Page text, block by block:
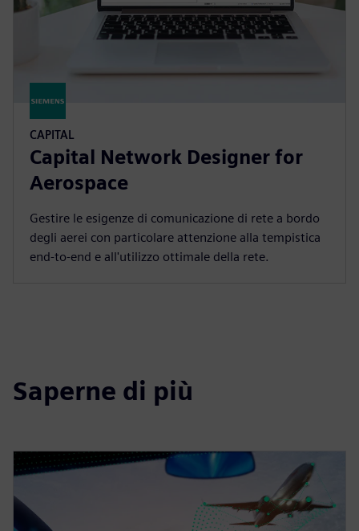
CAPITAL
Capital Network Designer for
Aerospace
Gestire le esigenze di comunicazione di rete a bordo
degli aerei con particolare attenzione alla tempistica
end-to-end e all'utilizzo ottimale della rete.
Saperne di più